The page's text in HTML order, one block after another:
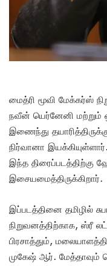
மைத்ரி மூவி மேக்கர்ஸ்
நவீன் யெர்னேனி மற்றும்
இணைந்து
நிர்வானா இயக்கியுள்ளார்.
இந்த திரைப்படத்திற்கு
இசையமைத்திருக்கிறார்.
இப்படத்தினை தமிழில்
நிறுவனத்திற்காக, ஸ்ரீ
பிரசாத்தும்,
முகேஷ் ஆர். மேத்தாவும்